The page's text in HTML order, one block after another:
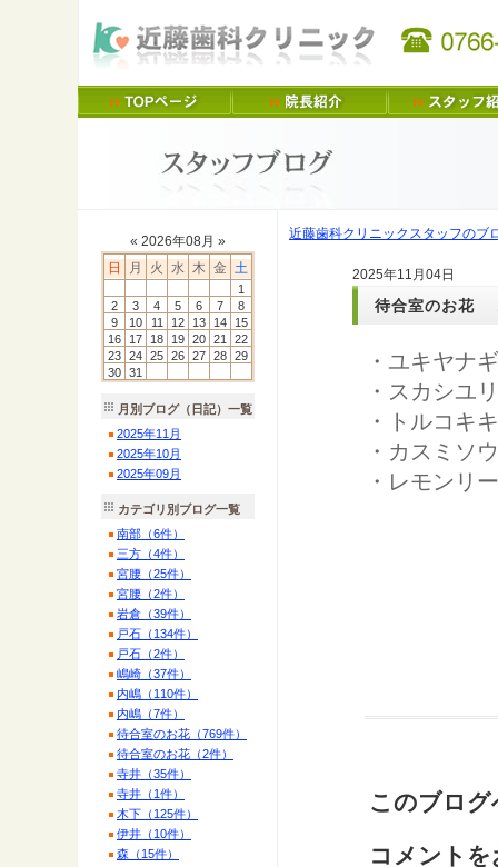
近藤歯科クリニックスタッフのブ
2025年11月04日
待合室のお花
・ユキヤナギ
・スカシユリ
・トルコキ
・カスミソウ
・レモンリ
このブロ
コメント
« 2026年08月 »
日
月 火 水 木 金 土
1
2
3 4 5 6 7
8
9
10 11 12 13 14
15
16
17 18 19 20 21
22
23 24 25 26 27 28 29
30 31
月別ブログ（日記）一覧
2025年11 月
2025年10月
2025年09月
カテゴリ別ブログ一覧
南部（6件）
三方（4件）
宮腰（25件）
宮腰（2件）
岩倉（39件）
戸石（134件）
戸石（2件）
嶋崎（37件）
内嶋（110件）
内嶋（7件）
待合室のお花（769件）
待合室のお花（2件）
寺井（35件）
寺井（1件）
木下（125件）
伊井（10件）
森（15件）